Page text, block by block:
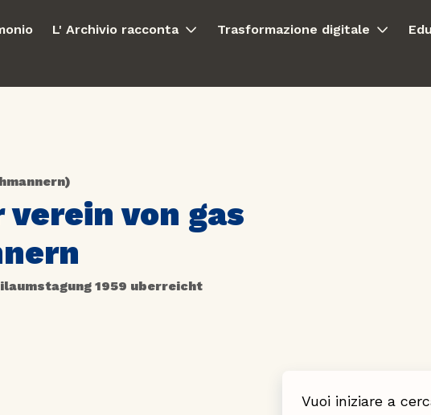
L' Archivio racconta Trasformazione digitale
von gas
1959 uberreicht
Vuoi iniziare a